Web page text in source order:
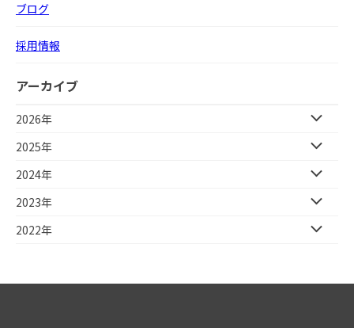
ブログ
採用情報
アーカイブ
2026年
2025年
2024年
2023年
2022年